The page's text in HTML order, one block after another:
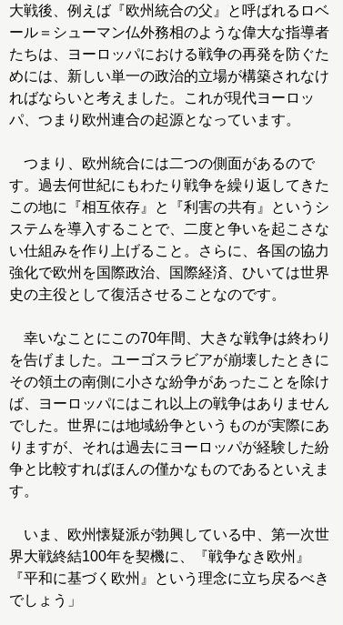
大戦後、例えば『欧州統合の父』と呼ばれるロベ
ール＝シューマン仏外務相のような偉大な指導者
たちは、ヨーロッパにおける戦争の再発を防ぐた
めには、新しい単一の政治的立場が構築されなけ
ればならいと考えました。これが現代ヨーロッ
パ、つまり欧州連合の起源となっています。
つまり、欧州統合には二つの側面があるので
す。過去何世紀にもわたり戦争を繰り返してきた
この地に『相互依存』と『利害の共有』というシ
ステムを導入することで、二度と争いを起こさな
い仕組みを作り上げること。さらに、各国の協力
強化で欧州を国際政治、国際経済、ひいては世界
史の主役として復活させることなのです。
幸いなことにこの70年間、大きな戦争は終わり
を告げました。ユーゴスラビアが崩壊したときに
その領土の南側に小さな紛争があったことを除け
ば、ヨーロッパにはこれ以上の戦争はありません
でした。世界には地域紛争というものが実際にあ
りますが、それは過去にヨーロッパが経験した紛
争と比較すればほんの僅かなものであるといえま
す。
いま、欧州懐疑派が勃興している中、第一次世
界大戦終結100年を契機に、『戦争なき欧州』
『平和に基づく欧州』という理念に立ち戻るべき
でしょう」